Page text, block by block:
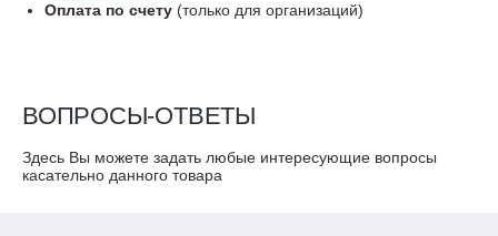
Оплата по счету (только для организаций)
ВОПРОСЫ-ОТВЕТЫ
Здесь Вы можете задать любые интересующие вопросы
касательно данного товара